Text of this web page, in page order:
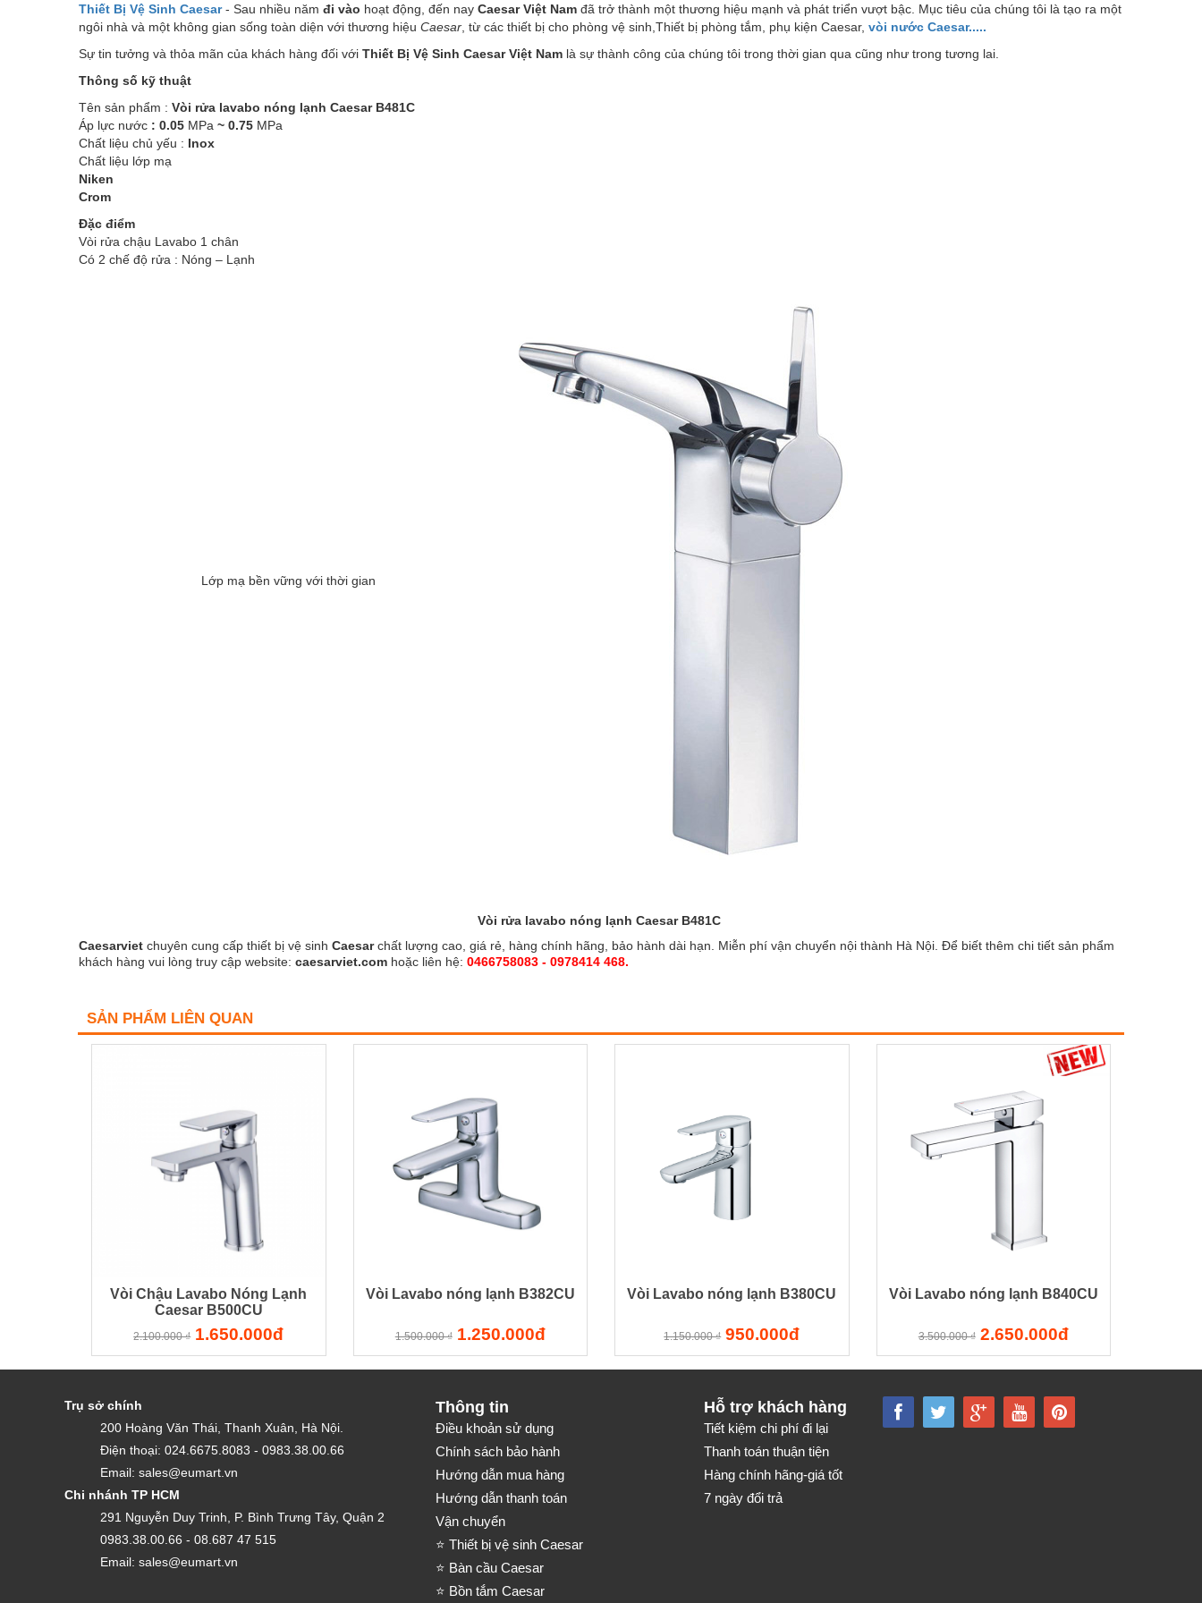
Thiết Bị Vệ Sinh Caesar- Sau nhiều năm đi vào hoạt động, đến nay Caesar Việt Nam đã trở thành một thương hiệu mạnh và phát triển vượt bậc. Mục tiêu của chúng tôi là tạo ra một
ngôi nhà và một không gian sống toàn diện với thương hiệu Caesar , từ các thiết bị cho phòng vệ sinh,Thiết bị phòng tắm, phụ kiện Caesar, vòi nước Caesar.....
Sự tin tưởng và thỏa mãn của khách hàng đối với Thiết Bị Vệ Sinh Caesar Việt Nam là sự thành công của chúng tôi trong thời gian qua cũng như trong tương lai.
Thông số kỹ thuật
Tên sản phẩm : Vòi rửa lavabo nóng lạnh Caesar B481C
Áp lực nước : 0.05 MPa ~ 0.75 MPa
Chất liệu chủ yếu : Inox
Chất liệu lớp mạ
Niken
Crom
Đặc điểm
Vòi rửa chậu Lavabo 1 chân
Có 2 chế độ rửa : Nóng – Lạnh
Lớp mạ bền vững với thời gian
Vòi rửa lavabo nóng lạnh Caesar B481C
Caesarviet chuyên cung cấp thiết bị vệ sinh Caesarchất lượng cao, giá rẻ, hàng chính hãng, bảo hành dài hạn. Miễn phí vận chuyển nội thành Hà Nội. Để biết thêm chi tiết sản phẩm
khách hàng vui lòng truy cập website: caesarviet.com hoặc liên hệ: 0466758083 - 0978414 468.
SẢN PHẨM LIÊN QUAN
Vòi Chậu Lavabo Nóng Lạnh
Caesar B500CU
2.100.000 ₫ 1.650.000đ
Vòi Lavabo nóng lạnh B382CU
1.500.000 ₫ 1.250.000đ
Vòi Lavabo nóng lạnh B380CU
1.150.000 ₫ 950.000đ
Vòi Lavabo nóng lạnh B840CU
3.500.000 ₫ 2.650.000đ
Trụ sở chính
200 Hoàng Văn Thái, Thanh Xuân, Hà Nội.
Điện thoại: 024.6675.8083 - 0983.38.00.66
Email: sales@eumart.vn
Chi nhánh TP HCM
291 Nguyễn Duy Trinh, P. Bình Trưng Tây, Quận 2
0983.38.00.66 - 08.687 47 515
Email: sales@eumart.vn
Thông tin
Điều khoản sử dụng
Chính sách bảo hành
Hướng dẫn mua hàng
Hướng dẫn thanh toán
Vận chuyển
⭐ Thiết bị vệ sinh Caesar
⭐ Bàn cầu Caesar
⭐ Bồn tắm Caesar
Hỗ trợ khách hàng
Tiết kiệm chi phí đi lại
Thanh toán thuận tiện
Hàng chính hãng-giá tốt
7 ngày đổi trả